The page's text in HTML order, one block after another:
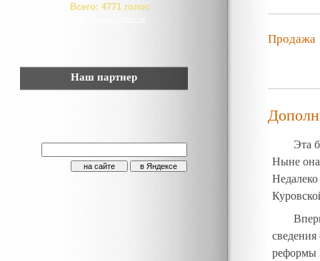
Всего: 4771 голос
Наш партнер
Продажа
Эта
Ныне она
реформы